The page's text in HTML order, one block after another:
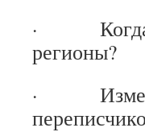
· Когда
регионы?
·